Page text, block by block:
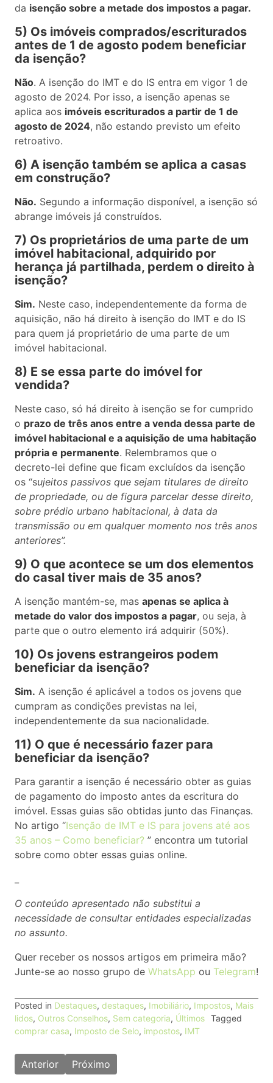
da isenção sobre a metade dos impostos a pagar.
5) Os imóveis comprados/escriturados
antes de 1 de agosto podem beneficiar
da isenção?
Não. A isenção do IMT e do IS entra em vigor 1 de
agosto de 2024. Por isso, a isenção apenas se
aplica aos imóveis escriturados a partir de 1 de
agosto de 2024, não estando previsto um efeito
retroativo.
6) A isenção também se aplica a casas
em construção?
Não. Segundo a informação disponível, a isenção só
abrange imóveis já construídos.
7) Os proprietários de uma parte de um
imóvel habitacional, adquirido por
herança já partilhada, perdem o direito à
isenção?
Sim. Neste caso, independentemente da forma de
aquisição, não há direito à isenção do IMT e do IS
para quem já proprietário de uma parte de um
imóvel habitacional.
8) E se essa parte do imóvel for
vendida?
Neste caso, só há direito à isenção se for cumprido
o prazo de três anos entre a venda dessa parte de
imóvel habitacional e a aquisição de uma habitação
própria e permanente. Relembramos que o
decreto-lei define que ficam excluídos da isenção
os “sujeitos passivos que sejam titulares de direito
de propriedade, ou de figura parcelar desse direito,
sobre prédio urbano habitacional, à data da
transmissão ou em qualquer momento nos três anos
anteriores”.
9) O que acontece se um dos elementos
do casal tiver mais de 35 anos?
A isenção mantém-se, mas apenas se aplica à
metade do valor dos impostos a pagar, ou seja, à
parte que o outro elemento irá adquirir (50%).
10) Os jovens estrangeiros podem
beneficiar da isenção?
Sim. A isenção é aplicável a todos os jovens que
cumpram as condições previstas na lei,
independentemente da sua nacionalidade.
11) O que é necessário fazer para
beneficiar da isenção?
Para garantir a isenção é necessário obter as guias
de pagamento do imposto antes da escritura do
imóvel. Essas guias são obtidas junto das Finanças.
No artigo “Isenção de IMT e IS para jovens até aos
35 anos – Como beneficiar? ” encontra um tutorial
sobre como obter essas guias online.
O conteúdo apresentado não substitui a
necessidade de consultar entidades especializadas
no assunto.
Quer receber os nossos artigos em primeira mão?
Junte-se ao nosso grupo de WhatsApp ou Telegram!
Posted in Destaques, destaques, Imobiliário, Impostos, Mais
lidos, Outros Conselhos, Sem categoria, Últimos Tagged
comprar casa, Imposto de Selo, impostos, IMT
Navegação
de
Anterior Próximo